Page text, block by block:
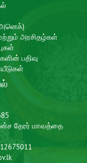
அரசிதழ்கள்
பதிவு
தேரர் மாவத்தை